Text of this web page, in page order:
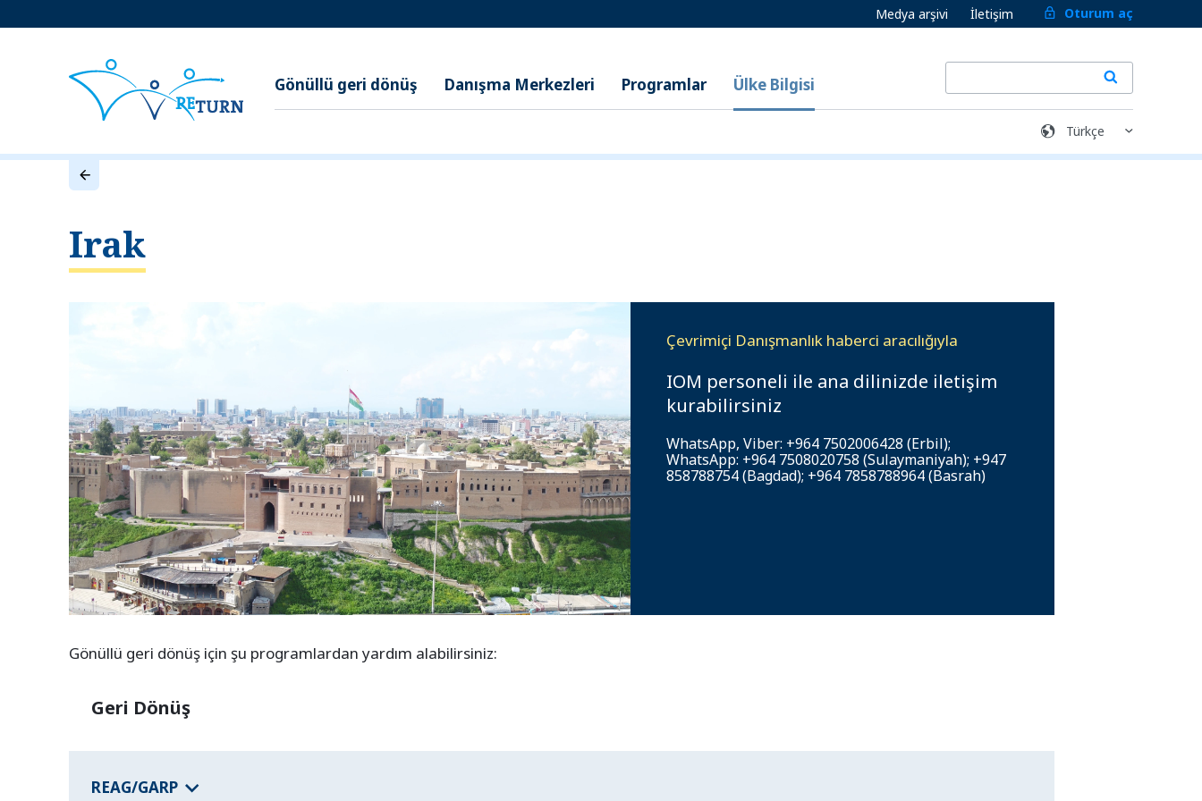
Medya arşivi İletişim Oturum aç
Gönüllü geri dönüş Danışma Merkezleri Programlar Ülke Bilgisi
Irak
Çevrimiçi Danışmanlık haberci aracılığıyla
IOM personeli ile ana dilinizde iletişim
kurabilirsiniz
WhatsApp, Viber: +964 7502006428 (Erbil);
WhatsApp: +964 7508020758 (Sulaymaniyah); +947
858788754 (Bagdad); +964 7858788964 (Basrah)
Gönüllü geri dönüş için şu programlardan yardım alabilirsiniz:
Geri Dönüş
REAG/GARP